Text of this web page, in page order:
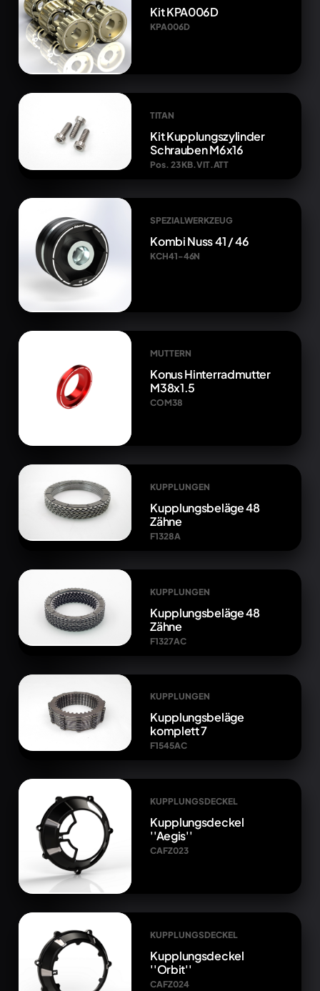
Kit KPA006D
KPA006D
TITAN
Kit Kupplungszylinder
Schrauben M6x16
Pos. 23 KB.VIT.ATT
SPEZIALWERKZEUG
Kombi Nuss 41 / 46
KCH41-46N
MUTTERN
Konus Hinterradmutter
M38x1.5
COM38
KUPPLUNGEN
Kupplungsbeläge 48
Zähne
F1328A
KUPPLUNGEN
Kupplungsbeläge 48
Zähne
F1327AC
KUPPLUNGEN
Kupplungsbeläge
komplett 7
F1545AC
KUPPLUNGSDECKEL
Kupplungsdeckel
''Aegis''
CAFZ023
KUPPLUNGSDECKEL
Kupplungsdeckel
''Orbit''
CAFZ024